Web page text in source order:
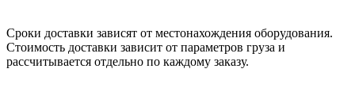
Сроки доставки зависят от местонахождения оборудования.
Стоимость доставки зависит от параметров груза и
рассчитывается отдельно по каждому заказу.